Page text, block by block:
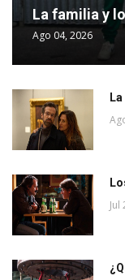
La familia y
Ago 04, 2026
Jul